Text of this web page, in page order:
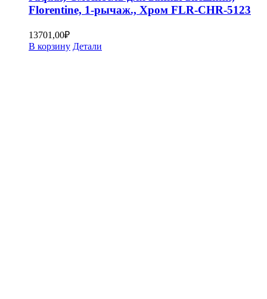
Florentine, 1-рычаж., Хром FLR-CHR-5123
13701,00₽
В корзину Детали